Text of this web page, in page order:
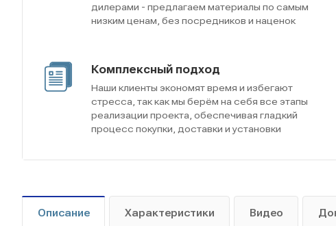
дилерами - предлагаем материалы по самым
низким ценам, без посредников и наценок
Комплексный подход
Наши клиенты экономят время и избегают
стресса, так как мы берём на себя все этапы
реализации проекта, обеспечивая гладкий
процесс покупки, доставки и установки
Описание Характеристики Видео